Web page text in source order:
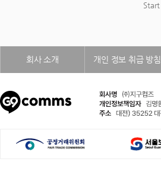
Start
회사 소개 개인 정보 취급 방침